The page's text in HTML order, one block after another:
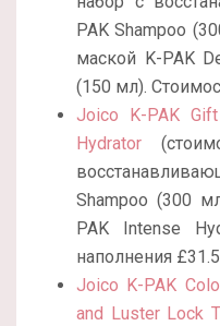
PAK Shampoo
маской K-PAK
(150 мл).
Joico K-PAK
Hydrator
Shampoo (300
PAK Intense
наполнения
Joico K-PAK
and Luster Lock